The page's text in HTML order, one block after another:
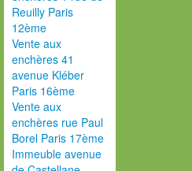
Reuilly Paris
12ème
Vente aux
enchères 41
avenue Kléber
Paris 16ème
Vente aux
enchères rue Paul
Borel Paris 17ème
Immeuble avenue